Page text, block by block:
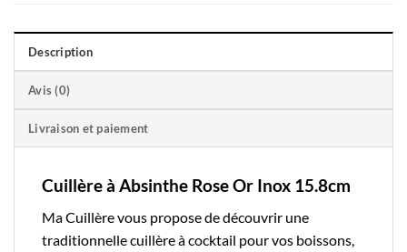
Description
Avis (0)
Livraison et paiement
Cuillère à Absinthe Rose Or Inox 15.8cm
Ma Cuillèrevous propose de découvrir une
traditionnellecuillère à cocktail pour vos boissons,